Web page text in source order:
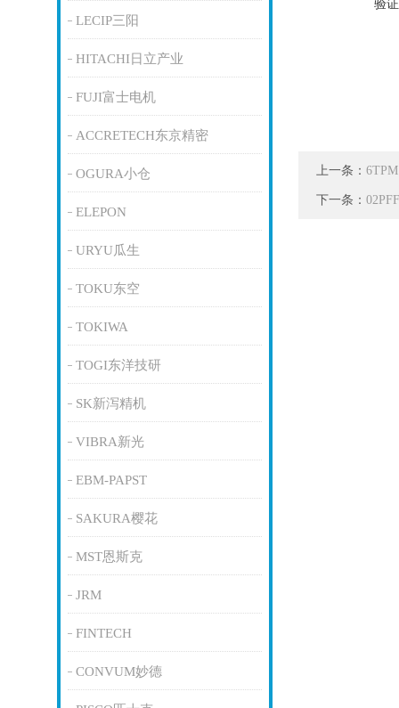
LECIP三阳
HITACHI日立产业
FUJI富士电机
ACCRETECH东京精密
OGURA小仓
ELEPON
URYU瓜生
TOKU东空
TOKIWA
TOGI东洋技研
SK新泻精机
VIBRA新光
EBM-PAPST
SAKURA樱花
MST恩斯克
JRM
FINTECH
CONVUM妙德
验
上一条：
下一条：